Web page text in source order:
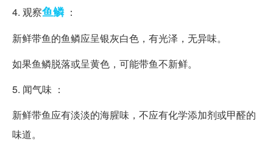
4. 观察鱼鳞：
新鲜带鱼的鱼鳞应呈银灰白色，有光泽，无异味。
如果鱼鳞脱落或呈黄色，可能带鱼不新鲜。
5. 闻气味 ：
新鲜带鱼应有淡淡的海腥味，不应有化学添加剂或甲醛的
味道。